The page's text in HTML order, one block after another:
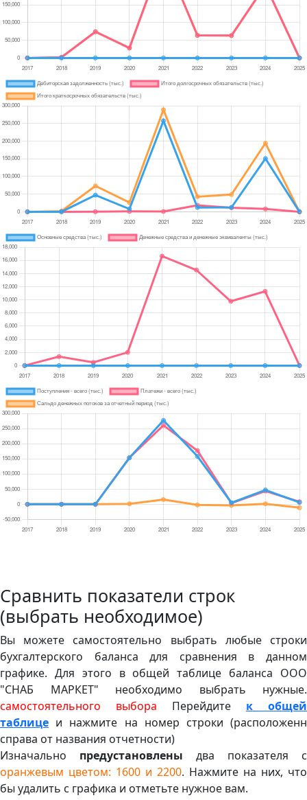
Сравнить показатели строк
(выбрать необходимое)
Вы можете самостоятельно выбрать любые строки
бухгалтерского баланса для сравнения в данном
графике. Для этого в общей таблице баланса ООО
"СНАБ МАРКЕТ" необходимо выбрать нужные.
самостоятельного выбора Перейдите к общей
таблице и нажмите на номер строки (расположенн
справа от названия отчетности)
Изначально предустановлены два показателя с
оранжевым цветом: 1600 и 2200. Нажмите на них, что
бы удалить с графика и отметьте нужное вам.